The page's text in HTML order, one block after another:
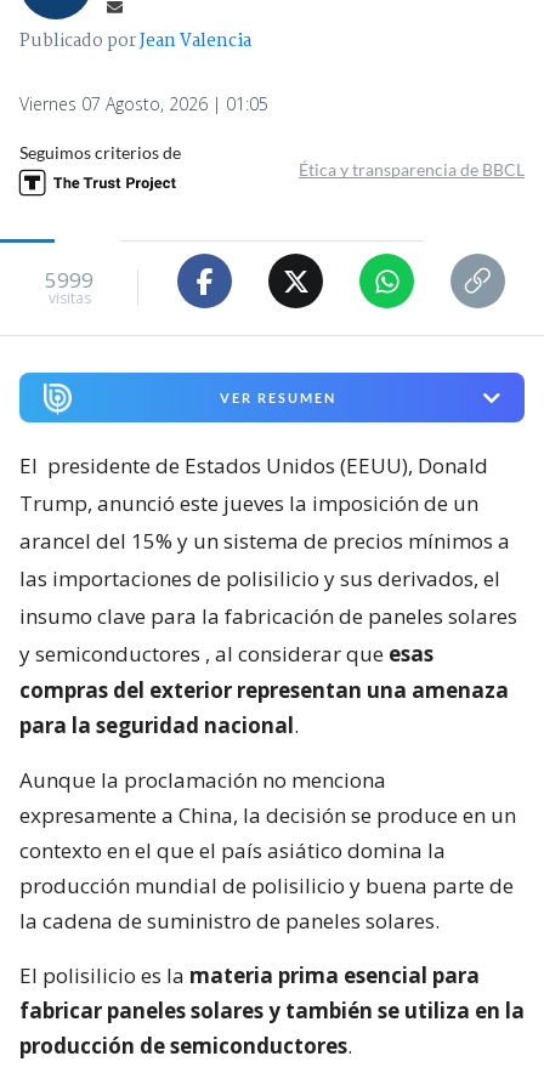
Publicado porJean Valencia
Viernes 07 Agosto, 2026 | 01:05
Seguimos criterios de
Ética y transparencia de BBCL
5999
visitas
VER RESUMEN
El presidente de Estados Unidos (EEUU), Donald
Trump, anunció este jueves la imposición de un
arancel del 15% y un sistema de precios mínimos a
las importaciones de polisilicio y sus derivados, el
insumo clave para la fabricación de paneles solares
y semiconductores , al considerar que esas
compras del exterior representan una amenaza
para la seguridad nacional.
Aunque la proclamación no menciona
expresamente a China, la decisión se produce en un
contexto en el que el país asiático domina la
producción mundial de polisilicio y buena parte de
la cadena de suministro de paneles solares.
El polisilicio es la materia prima esencial para
fabricar paneles solares y también se utiliza en la
producción de semiconductores.